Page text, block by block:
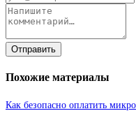
Отправить
Похожие материалы
Как безопасно оплатить